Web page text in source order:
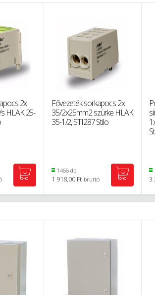
2x
HLAK 25-
Fővezeték sorkapocs 2x
35/2x25mm2 szürke HLAK
35-1/2, STI287 Stilo
1466 db.
1 918,00 Ft bruttó 3